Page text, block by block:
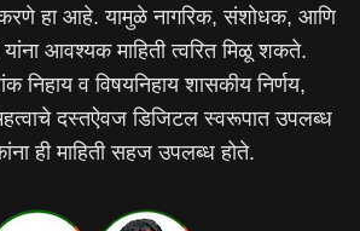
करणे हा आहे. यामुळे नागरिक, संशोधक, आणि
आवश्यक माहिती त्वरित मिळू शकते.
निहाय व विषयनिहाय शासकीय निर्णय,
दस्तऐवज डिजिटल स्वरूपात उपलब्ध
ही माहिती सहज उपलब्ध होते.